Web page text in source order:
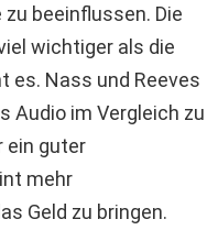
beeinflussen. Die
wichtiger als die
es. Nass und Reeves
Audio im Vergleich zu
ein guter
mehr
Geld zu bringen.